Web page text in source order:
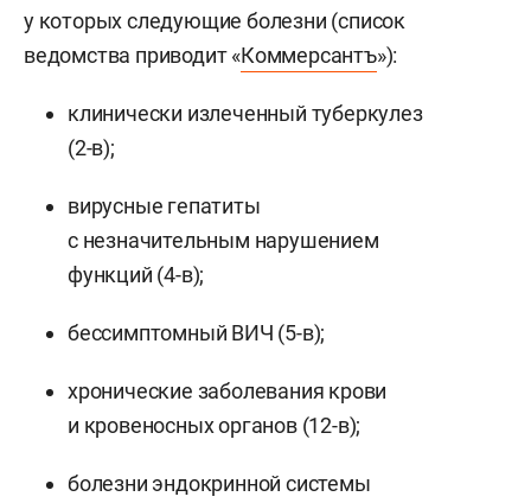
у которых следующие болезни (список
ведомства приводит «Коммерсантъ»):
клинически излеченный туберкулез
(2-в);
вирусные гепатиты
с незначительным нарушением
функций (4-в);
бессимптомный ВИЧ (5-в);
хронические заболевания крови
и кровеносных органов (12-в);
болезни эндокринной системы